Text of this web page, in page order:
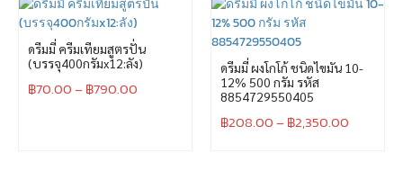
ดรีมมี่ ครีมเทียมสูตรปั่น
(บรรจุ400กรัมx12:ลัง)
฿70.00– ฿790.00
ดรีมมี่ ผงโกโก้ ชนิดไขมัน 10-
12% 500 กรัม รหัส
8854729550405
฿208.00– ฿2,350.00